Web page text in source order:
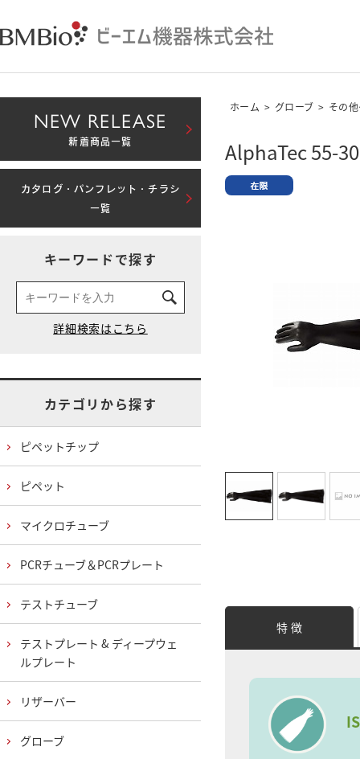
ホーム > グローブ > その
AlphaTec 55-
特 徴
NEW RELEASE
新着商品一覧
カタログ・パンフレット・チラシ
一覧
キーワードで探す
カテゴリから探す
ピペットチップ
ピペット
マイクロチューブ
PCRチューブ＆PCRプレート
テストチューブ
テストプレート & ディープウェ
ルプレート
リザーバー
グローブ